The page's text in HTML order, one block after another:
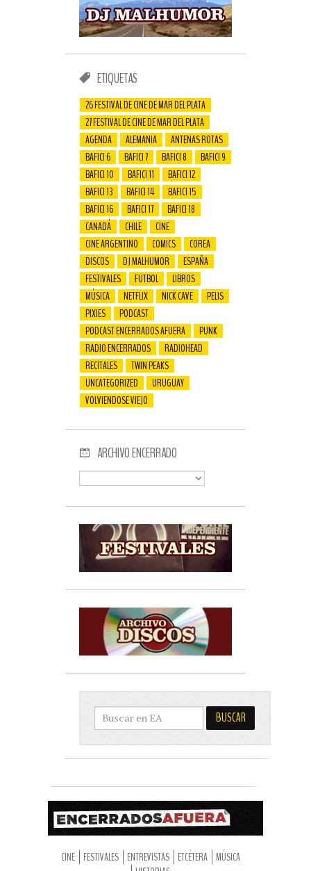
ETIQUETAS
26 FESTIVAL DE CINE DE MAR DEL PLATA
27 FESTIVAL DE CINE DE MAR DEL PLATA
AGENDA
ALEMANIA
ANTENAS ROTAS
BAFICI 6
BAFICI 7 BAFICI 8
BAFICI 9
BAFICI 10
BAFICI 11
BAFICI 12
BAFICI 13
BAFICI 14
BAFICI 15
BAFICI 16
BAFICI 17
BAFICI 18
CANADÁ
CHILE
CINE
CINE ARGENTINO
COMICS
COREA
DISCOS
DJ MALHUMOR
ESPAÑA
FESTIVALES
FUTBOL
LIBROS
MÚSICA
NETFLIX NICK CAVE
PELIS
PIXIES
PODCAST
PODCAST ENCERRADOS AFUERA
PUNK
RADIO ENCERRADOS
RADIOHEAD
RECITALES
TWIN PEAKS
UNCATEGORIZED
URUGUAY
VOLVIENDOSE VIEJO
ARCHIVO ENCERRADO
CINE FESTIVALES ENTREVISTAS ETCÉTERA
MÚSICA